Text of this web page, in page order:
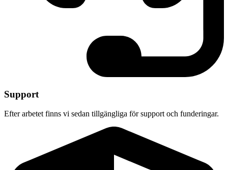
Support
Efter arbetet finns vi sedan tillgängliga för support och funderingar.